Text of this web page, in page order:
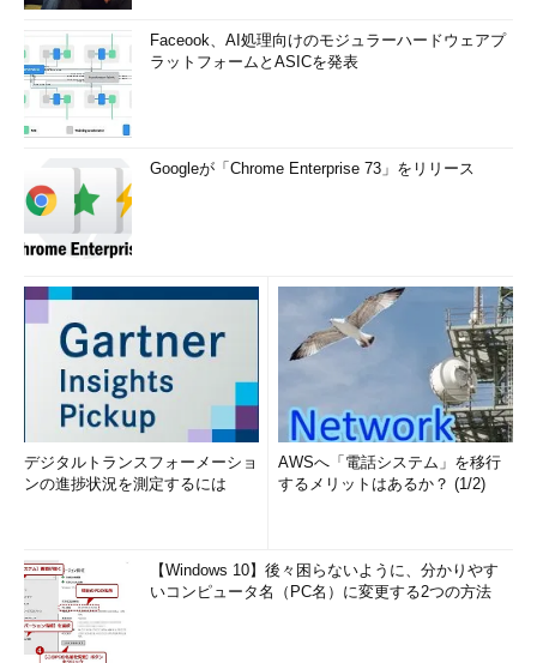
Faceook、AI処理向けのモジュラーハードウェアプ
ラットフォームとASICを発表
Googleが「Chrome Enterprise 73」をリリース
デジタルトランスフォーメーショ
ンの進捗状況を測定するには
AWSへ「電話システム」を移行
するメリットはあるか？ (1/2)
【Windows 10】後々困らないように、分かりやす
いコンピュータ名（PC名）に変更する2つの方法